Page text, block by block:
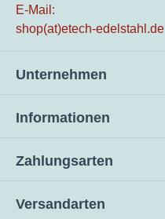
E-Mail:
shop(at)etech-edelstahl.de
Unternehmen
Informationen
Zahlungsarten
Versandarten